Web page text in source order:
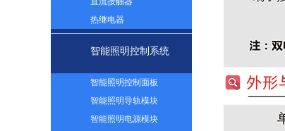
热继电器
智能照明控制系统
智能照明控制面板
智能照明导轨模块
智能照明电源模块